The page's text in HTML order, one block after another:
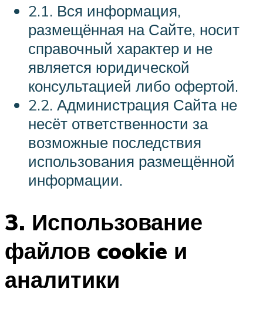
2.1. Вся информация,
размещённая на Сайте, носит
справочный характер и не
является юридической
консультацией либо офертой.
2.2. Администрация Сайта не
несёт ответственности за
возможные последствия
использования размещённой
информации.
3. Использование
файлов cookie и
аналитики